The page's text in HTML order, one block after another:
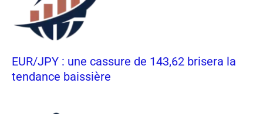
EUR/JPY : une cassure de 143,62 brisera la
tendance baissière